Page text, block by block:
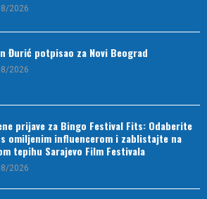
2026
Đurić potpisao za Novi Beograd
2026
prijave za Bingo Festival Fits: Odaberite
omiljenim influencerom i zablistajte na
tepihu Sarajevo Film Festivala
2026